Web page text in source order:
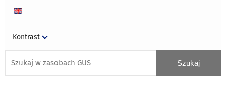
Kontrast